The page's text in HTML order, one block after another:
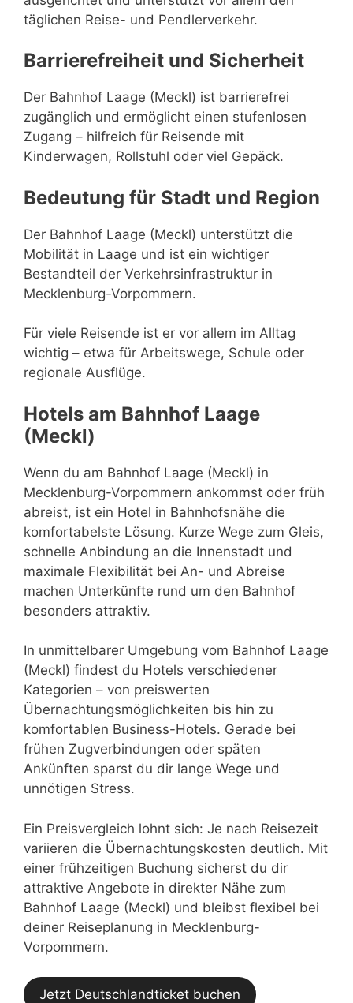
täglichen Reise- und Pendlerverkehr.
Barrierefreiheit und Sicherheit
Der Bahnhof Laage (Meckl) ist barrierefrei
zugänglich und ermöglicht einen stufenlosen
Zugang – hilfreich für Reisende mit
Kinderwagen, Rollstuhl oder viel Gepäck.
Bedeutung für Stadt und Region
Der Bahnhof Laage (Meckl) unterstützt die
Mobilität in Laage und ist ein wichtiger
Bestandteil der Verkehrsinfrastruktur in
Mecklenburg-Vorpommern.
Für viele Reisende ist er vor allem im Alltag
wichtig – etwa für Arbeitswege, Schule oder
regionale Ausflüge.
Hotels am Bahnhof Laage
(Meckl)
Wenn du am Bahnhof Laage (Meckl) in
Mecklenburg-Vorpommern ankommst oder früh
abreist, ist ein Hotel in Bahnhofsnähe die
komfortabelste Lösung. Kurze Wege zum Gleis,
schnelle Anbindung an die Innenstadt und
maximale Flexibilität bei An- und Abreise
machen Unterkünfte rund um den Bahnhof
besonders attraktiv.
In unmittelbarer Umgebung vom Bahnhof Laage
(Meckl) findest du Hotels verschiedener
Kategorien – von preiswerten
Übernachtungsmöglichkeiten bis hin zu
komfortablen Business-Hotels. Gerade bei
frühen Zugverbindungen oder späten
Ankünften sparst du dir lange Wege und
unnötigen Stress.
Ein Preisvergleich lohnt sich: Je nach Reisezeit
variieren die Übernachtungskosten deutlich. Mit
einer frühzeitigen Buchung sicherst du dir
attraktive Angebote in direkter Nähe zum
Bahnhof Laage (Meckl) und bleibst flexibel bei
deiner Reiseplanung in Mecklenburg-
Vorpommern.
Jetzt Deutschlandticket buchen